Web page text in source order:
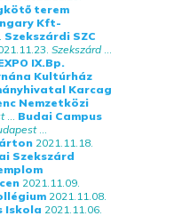
terem
Kft-
Szekszárdi SZC
Szekszárd...
IX.Bp.
Kultúrház
Karcag
Nemzetközi
... Budai Campus
...
2021.11.18.
Szekszárd
2021.11.09.
2021.11.08.
Iskola 2021.11.06.